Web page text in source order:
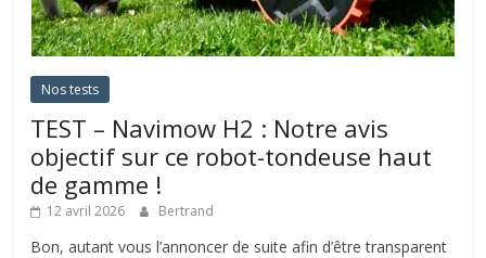
Nos tests
TEST – Navimow H2 : Notre avis
objectif sur ce robot-tondeuse haut
de gamme !
12 avril 2026 Bertrand
Bon, autant vous l’annoncer de suite afin d’être transparent